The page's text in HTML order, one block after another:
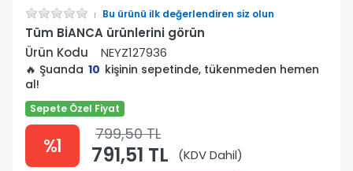
Bu ürünü ilk değerlendiren siz olun
Tüm BİANCA ürünlerini görün
Ürün Kodu
NEYZ127936
🔥 Şuanda 10 kişinin sepetinde, tükenmeden hemen
al!
Sepete Özel Fiyat
%1 799,50 TL
791,51 TL (KDV Dahil)